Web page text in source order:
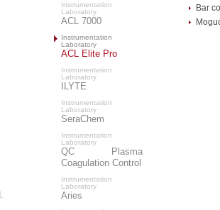
Instrumentation
Laboratory
ACL 7000
Instrumentation
Laboratory
ACL Elite Pro
Instrumentation
Laboratory
ILYTE
Instrumentation
Laboratory
SeraChem
Instrumentation
Laboratory
QC Plasma
Coagulation Control
Instrumentation
Laboratory
Aries
Bar